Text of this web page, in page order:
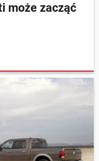
może zacząć